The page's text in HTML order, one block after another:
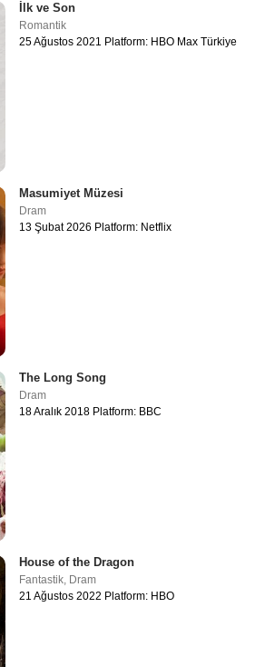
İlk ve Son
Romantik
25 Ağustos 2021 Platform: HBO Max Türkiye
Masumiyet Müzesi
Dram
13 Şubat 2026 Platform: Netflix
The Long Song
Dram
18 Aralık 2018 Platform: BBC
House of the Dragon
Fantastik, Dram
21 Ağustos 2022 Platform: HBO